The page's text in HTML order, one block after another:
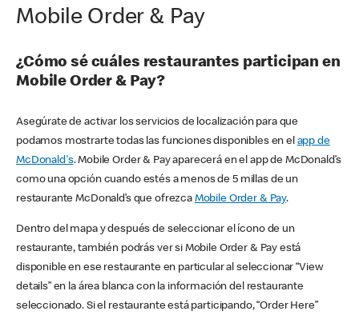
Mobile Order & Pay
¿Cómo sé cuáles restaurantes participan en
Mobile Order & Pay?
Asegúrate de activar los servicios de localización para que
podamos mostrarte todas las funciones disponibles en el app de
McDonald's. Mobile Order & Pay aparecerá en el app de McDonald’s
como una opción cuando estés a menos de 5 millas de un
restaurante McDonald’s que ofrezca Mobile Order & Pay.
Dentro del mapa y después de seleccionar el ícono de un
restaurante, también podrás ver si Mobile Order & Pay está
disponible en ese restaurante en particular al seleccionar “View
details” en la área blanca con la información del restaurante
seleccionado. Si el restaurante está participando, “Order Here”